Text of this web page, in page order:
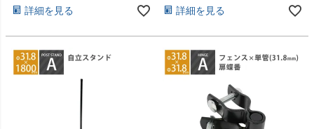
詳細を見る 詳細を見る